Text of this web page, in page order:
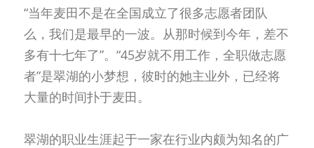
“当年麦田不是在全国成立了很多志愿者团队
么，我们是最早的一波。从那时候到今年，差不
多有十七年了”。“45岁就不用工作，全职做志愿
者”是翠湖的小梦想，彼时的她主业外，已经将
大量的时间扑于麦田。
翠湖的职业生涯起于一家在行业内颇为知名的广